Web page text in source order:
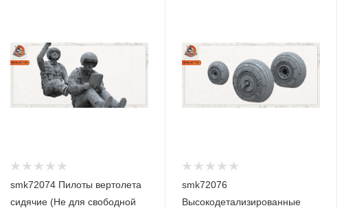
smk72074 Пилоты вертолета
сидячие (Не для свободной
smk72076
Высокодетализированные